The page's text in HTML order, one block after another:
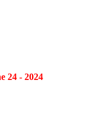
24 - 2024